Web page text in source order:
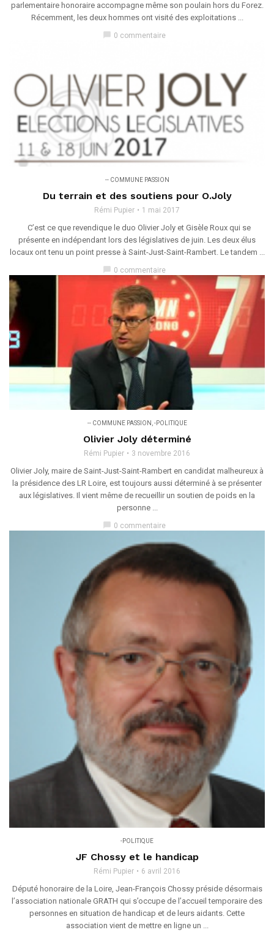
parlementaire honoraire accompagne même son poulain hors du Forez.
Récemment, les deux hommes ont visité des exploitations ...
0 commentaire
-- COMMUNE PASSION
Du terrain et des soutiens pour O.Joly
Rémi Pupier 1 mai 2017
C’est ce que revendique le duo Olivier Joly et Gisèle Roux qui se
présente en indépendant lors des législatives de juin. Les deux élus
locaux ont tenu un point presse à Saint-Just-Saint-Rambert. Le tandem ...
0 commentaire
-- COMMUNE PASSION -POLITIQUE
Olivier Joly déterminé
Rémi Pupier 3 novembre 2016
Olivier Joly, maire de Saint-Just-Saint-Rambert en candidat malheureux à
la présidence des LR Loire, est toujours aussi déterminé à se présenter
aux législatives. Il vient même de recueillir un soutien de poids en la
personne ...
chat_bubble 0 commentaire
-POLITIQUE
JF Chossy et le handicap
Rémi Pupier 6 avril 2016
Député honoraire de la Loire, Jean-François Chossy préside désormais
l’association nationale GRATH qui s’occupe de l’accueil temporaire des
personnes en situation de handicap et de leurs aidants. Cette
association vient de mettre en ligne un ...